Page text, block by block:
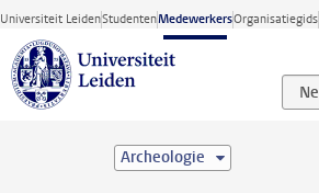
Ga direct naar de inhoud
Universiteit LeidenStudentenMedewerkersOrganisatiegids
Archeologie